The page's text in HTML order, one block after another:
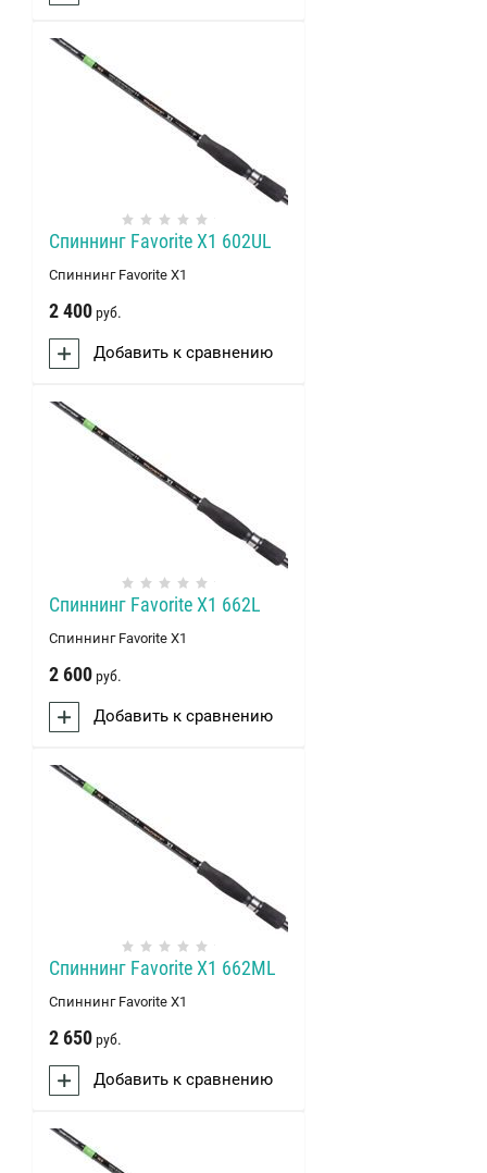
Спиннинг Favorite X1 602UL
Спиннинг Favorite X1
2 400 руб.
Добавить к сравнению
Спиннинг Favorite X1 662L
Спиннинг Favorite X1
2 600 руб.
Добавить к сравнению
Спиннинг Favorite X1 662ML
Спиннинг Favorite X1
2 650 руб.
Добавить к сравнению